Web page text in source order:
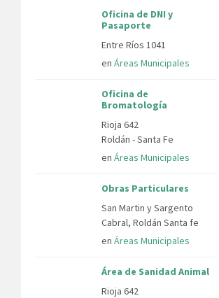
Oficina de DNI y
Pasaporte
Entre Ríos 1041
en Áreas Municipales
Oficina de
Bromatología
Rioja 642
Roldán - Santa Fe
en Áreas Municipales
Obras Particulares
San Martin y Sargento
Cabral, Roldán Santa fe
en Áreas Municipales
Área de Sanidad Animal
Rioja 642